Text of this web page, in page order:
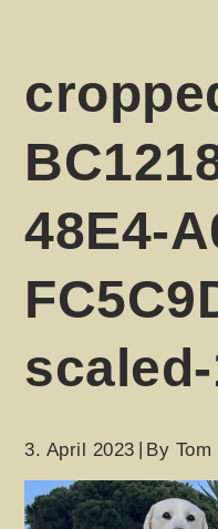
48E4-
3. April 2023 By Tom